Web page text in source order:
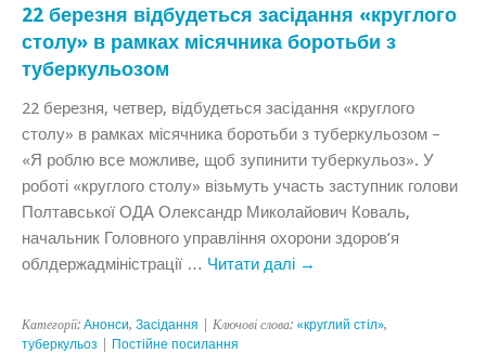
22 березня відбудеться засідання «круглого
столу» в рамках місячника боротьби з
туберкульозом
22 березня, четвер, відбудеться засідання «круглого
столу» в рамках місячника боротьби з туберкульозом –
«Я роблю все можливе, щоб зупинити туберкульоз». У
роботі «круглого столу» візьмуть участь заступник голови
Полтавської ОДА Олександр Миколайович Коваль,
начальник Головного управління охорони здоров’я
облдержадміністрації … Читати далі →
Категорії: Анонси, Засідання | Ключові слова: «круглий стіл»,
туберкульоз
Постійне посилання